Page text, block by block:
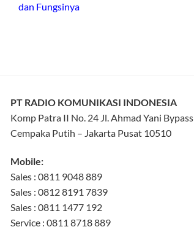
dan Fungsinya
PT RADIO KOMUNIKASI INDONESIA
Komp Patra II No. 24 Jl. Ahmad Yani Bypass
Cempaka Putih – Jakarta Pusat 10510
Mobile:
Sales : 0811 9048 889
Sales : 0812 8191 7839
Sales : 0811 1477 192
Service : 0811 8718 889